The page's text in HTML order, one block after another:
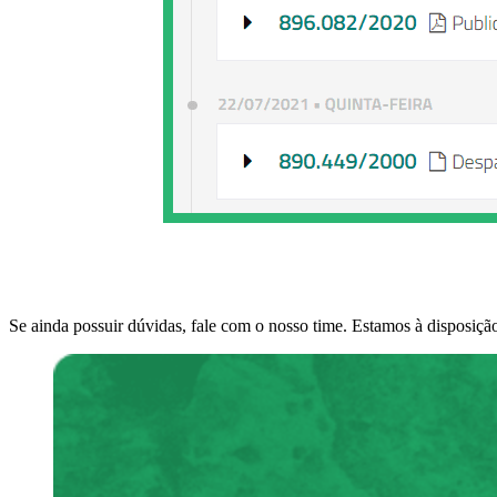
Se ainda possuir dúvidas, fale com o nosso time. Estamos à